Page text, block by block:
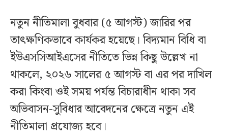
নতুন নীতিমালা বুধবার (৫ আগস্ট) জারির পর
তাৎক্ষণিকভাবে কার্যকর হয়েছে। বিদ্যমান বিধি বা
ইউএসসিআইএসের নীতিতে ভিন্ন কিছু উল্লেখ না
থাকলে, ২০২৬ সালের ৫ আগস্ট বা এর পর দাখিল
করা কিংবা ওই সময় পর্যন্ত বিচারাধীন থাকা সব
অভিবাসন-সুবিধার আবেদনের ক্ষেত্রে নতুন এই
নীতিমালা প্রযোজ্য হবে।